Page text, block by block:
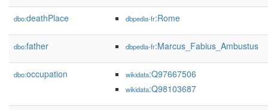
dbo:deathPlace dbpedia-fr:Rome
dbo:father dbpedia-fr:Marcus_Fabius_Ambustus
dbo:occupation wikidata:Q97667506
wikidata:Q98103687